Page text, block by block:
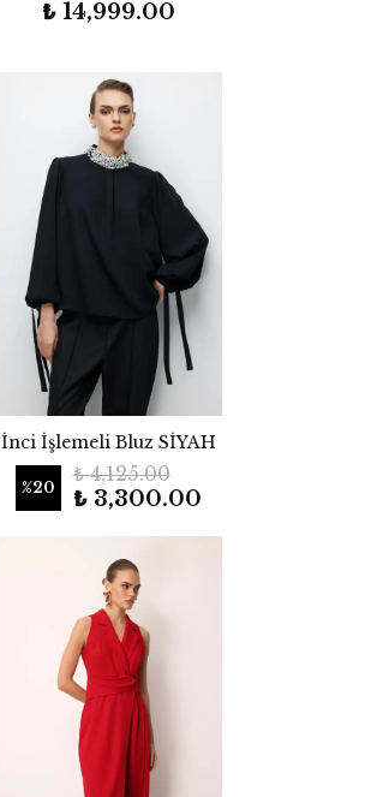
₺ 14,999.00
İnci İşlemeli Bluz SİYAH
%20
₺ 4,125.00
₺ 3,300.00